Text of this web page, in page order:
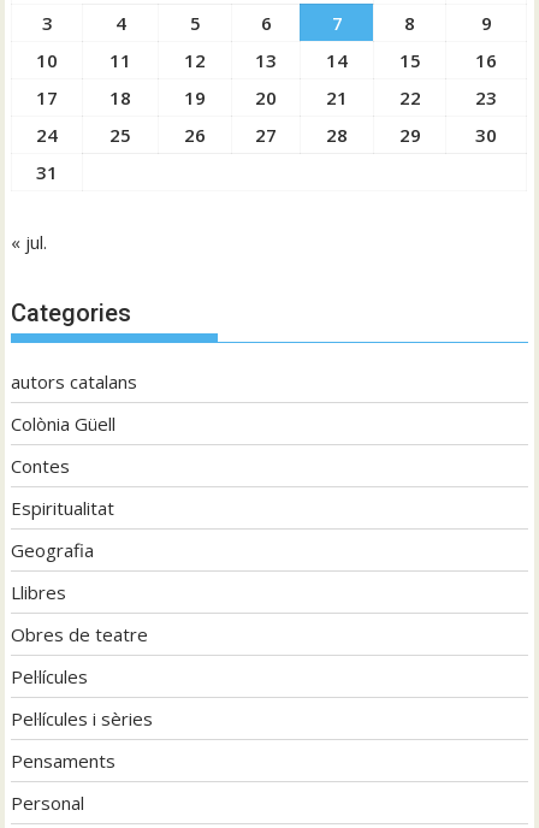
3
4 5 6 7 8
9
10
11 12 13 14 15
16
17
18 19 20 21 22
23
24
25 26 27 28 29
30
31
« jul.
Categories
autors catalans
Colònia Güell
Contes
Espiritualitat
Geografia
Llibres
Obres de teatre
Pel·lícules
Pel·lícules i sèries
Pensaments
Personal